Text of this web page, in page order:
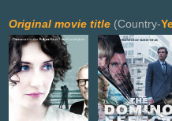
Original movie title (Country-